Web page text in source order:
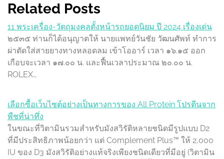
Related Posts
11 พระเครื่อง-วัตถุมงคลตั้งหน้ารถยอดนิยม ปี 2024 เรื่องเด่น
๒๕๓๕ ท่านก็ได้อนุญาตให้ นายแพทย์วันชัย วัฒนศัพท์ ทำการ
ผ่าตัดใส่สายยางทางหลอดลม เข้าโออาร์ เวลา ๑๖.๑๕ ออก
เกือบจะเวลา ๑๗.๐๐ น. และฟื้นเวลาประมาณ ๒๐.๐๐ น.
ROLEX…
เลือกซื้อเว็บไซต์อย่างเป็นทางการของ All Protein โปรตีนจาก
พืชที่น่าทึ่ง
ในขณะที่วิตามินรวมสำหรับมังสวิรัติหลายชนิดมีรูปแบบ D2
ที่มีประสิทธิภาพน้อยกว่า แต่ Complement Plus™ ให้ 2,000
IU ของ D3 มังสวิรัติอย่างแท้จริงเพียงชนิดเดียวที่มีอยู่ (วิตามิน